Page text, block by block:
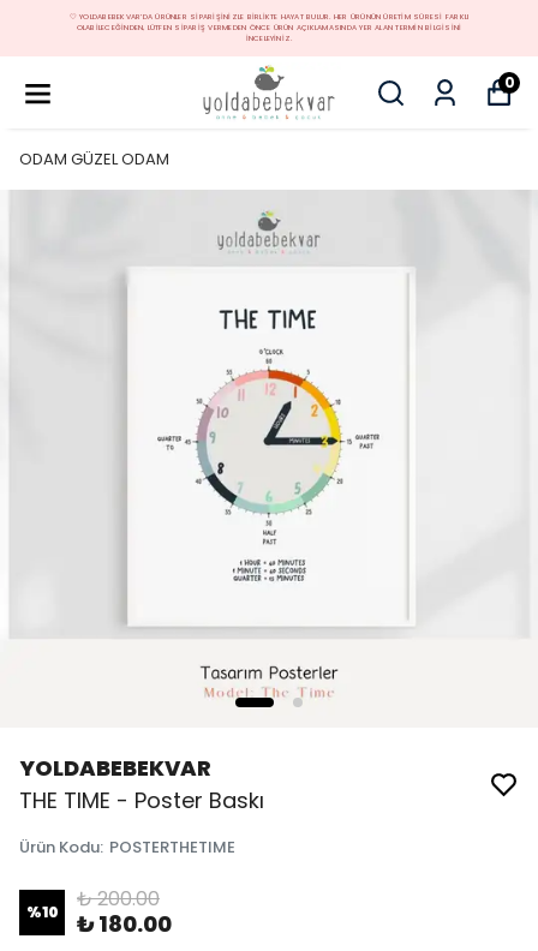
🤍 YOLDABEBEKVAR'DA ÜRÜNLER SIPARIŞINIZLE BIRLIKTE HAYAT BULUR. HER ÜRÜNÜN ÜRETIM SÜRESI FARKLI
OLABILECEĞINDEN, LÜTFEN SIPARIŞ VERMEDEN ÖNCE ÜRÜN AÇIKLAMASINDA YER ALAN TERMIN BILGISINI
INCELEYINIZ.
0
ODAM GÜZEL ODAM
YOLDABEBEKVAR
THE TIME - Poster Baskı
Ürün Kodu: POSTERTHETIME
%10 ₺ 200.00
₺ 180.00